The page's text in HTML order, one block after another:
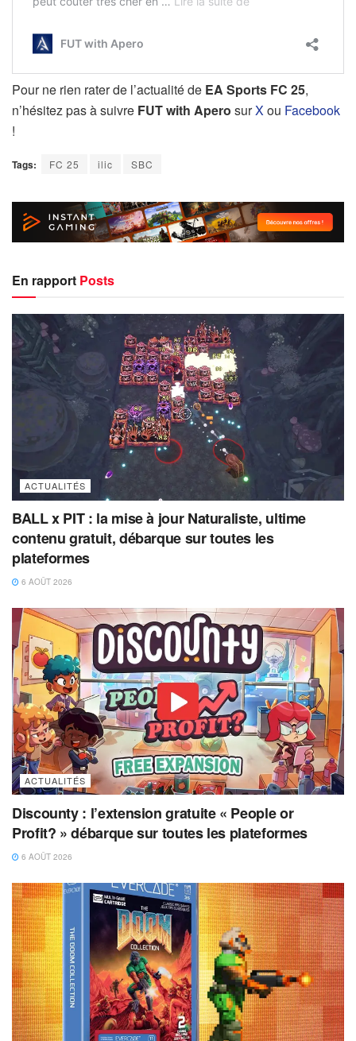
Pour ne rien rater de l’actualité de EA Sports FC 25,
n’hésitez pas à suivre FUT with Apero surX ou Facebook
!
Tags: FC 25 ilic SBC
En rapport Posts
ACTUALITÉS
BALL x PIT : la mise à jour Naturaliste, ultime
contenu gratuit, débarque sur toutes les
plateformes
6 AOÛT 2026
ACTUALITÉS
Discounty : l’extension gratuite « People or
Profit? » débarque sur toutes les plateformes
6 AOÛT 2026